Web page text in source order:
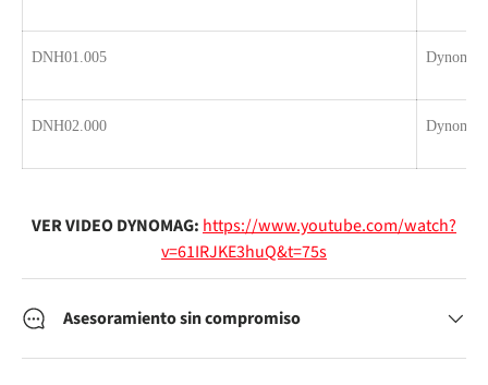
DNH01.005
DNH02.000
VER VIDEO DYNOMAG: https://www.youtube.com/watch?
v=61IRJKE3huQ&t=75s
Asesoramiento sin compromiso